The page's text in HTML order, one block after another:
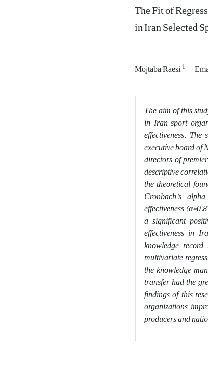
The Fit of
in Iran Selected
Mojtaba Raesi1
The aim of this
in Iran sport
effectiveness.
executive board of
directors of
descriptive
the theoretical
Cronbach’s
effectiveness
a significant
effectiveness in
knowledge
multivariate
the knowledge
transfer had the
findings of this
organizations
producers and